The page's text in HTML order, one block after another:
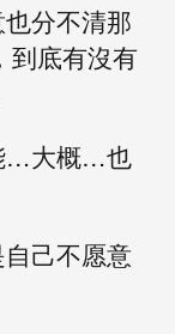
分不清那
到底有沒有
…大概…也
己不愿意